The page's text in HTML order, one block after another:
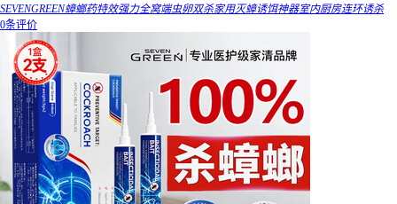
SEVENGREEN蟑螂药特效强力全窝端虫卵双杀家用灭蟑诱饵神器室内厨房连环诱杀
0条评价